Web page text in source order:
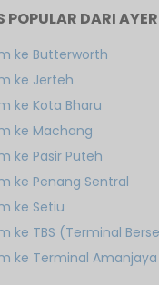
POPULAR DARI
ke Butterworth
ke Jerteh
ke Kota Bharu
ke Machang
ke Pasir Puteh
ke Penang Sentral
ke Setiu
ke TBS (Terminal
ke Terminal Amanjaya